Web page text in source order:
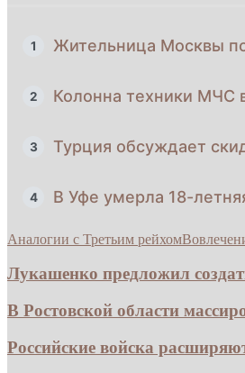
1 Жительница Москвы
2 Колонна техники МЧС
3 Турция обсуждает
4 В Уфе умерла 18-
Аналогии с Третьим рейхом
Лукашенко предложил
В Ростовской области
Российские войска